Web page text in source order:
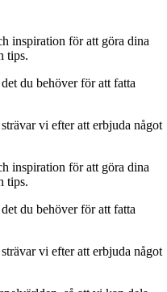
inspiration för att göra dina
tips.
du behöver för att fatta
vi efter att erbjuda något
inspiration för att göra dina
tips.
du behöver för att fatta
vi efter att erbjuda något